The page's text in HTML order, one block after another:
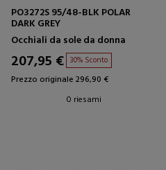
PO3272S 95/48-BLK POLAR
DARK GREY
Occhiali da sole da donna
207,95 € 30% Sconto
Prezzo originale 296,90 €
0 riesami